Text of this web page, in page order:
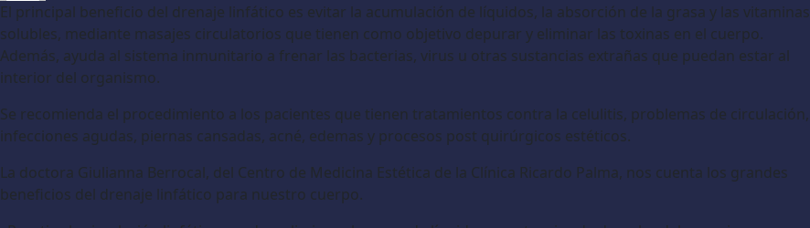
El principal beneficio del drenaje linfático es evitar la acumulación de líquidos, la absorción de la grasa y las vitaminas
solubles, mediante masajes circulatorios que tienen como objetivo depurar y eliminar las toxinas en el cuerpo.
Además, ayuda al sistema inmunitario a frenar las bacterias, virus u otras sustancias extrañas que puedan estar al
interior del organismo.
Se recomienda el procedimiento a los pacientes que tienen tratamientos contra la celulitis, problemas de circulación,
infecciones agudas, piernas cansadas, acné, edemas y procesos post quirúrgicos estéticos.
La doctora Giulianna Berrocal, del Centro de Medicina Estética de la Clínica Ricardo Palma, nos cuenta los grandes
beneficios del drenaje linfático para nuestro cuerpo.